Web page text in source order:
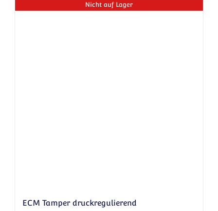
Nicht auf Lager
ECM Tamper druckregulierend